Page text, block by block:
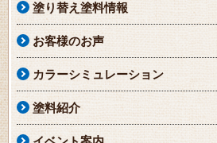
塗り替え塗料情報
お客様のお声
カラーシミュレーション
塗料紹介